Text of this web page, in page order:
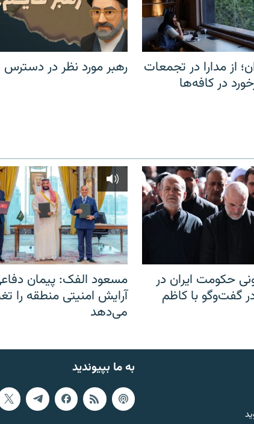
از مدارا در تجمعات
در کافه‌ها
رهبر مورد نظر در
حکومت ایران در
گفت‌‌وگو با کاظم
مسعود الفک: پیمان
آرایش امنیتی منطقه را
می‌دهد
به ما بپیوندید